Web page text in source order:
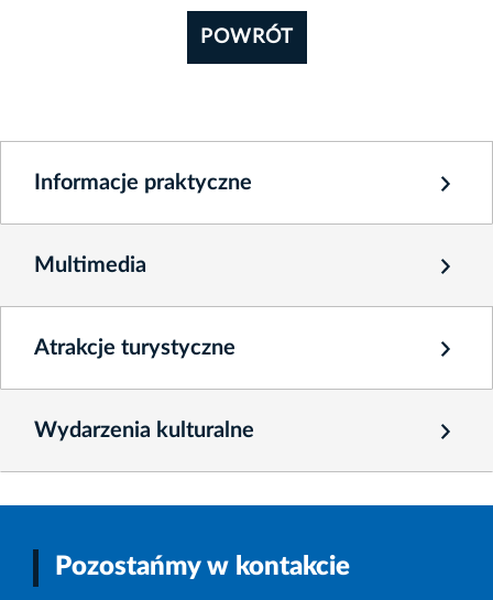
POWRÓT
Informacje praktyczne
Multimedia
Atrakcje turystyczne
Wydarzenia kulturalne
Pozostańmy w kontakcie